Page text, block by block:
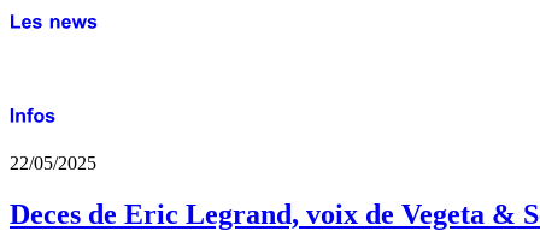
22/05/2025
Deces de Eric Legrand, voix de Vegeta &